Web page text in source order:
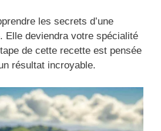
les secrets d’une
Elle deviendra votre spécialité
de cette recette est pensée
résultat incroyable.